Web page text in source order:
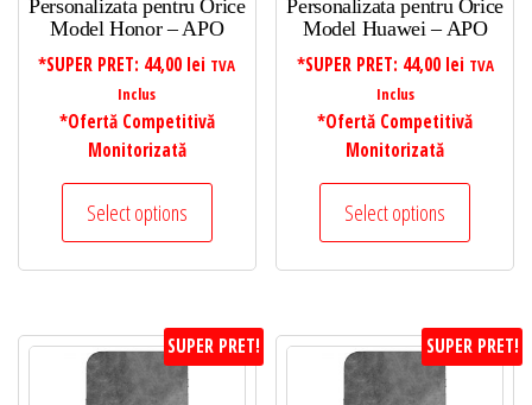
Personalizata pentru Orice
Model Honor – APO
*SUPER PRET: 44,00 lei TVA
Inclus
*Ofertă Competitivă
Monitorizată
Select options
Personalizata pentru Orice
Model Huawei – APO
*SUPER PRET: 44,00 lei TVA
Inclus
*Ofertă Competitivă
Monitorizată
Select options
SUPER PRET! SUPER PRET!